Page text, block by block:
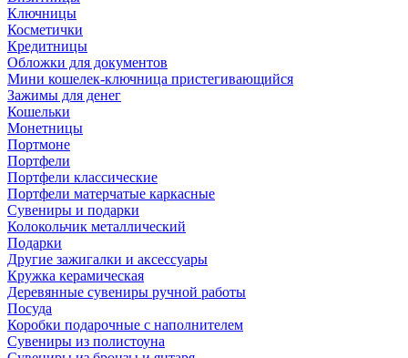
Ключницы
Косметички
Кредитницы
Обложки для документов
Мини кошелек-ключница пристегивающийся
Зажимы для денег
Кошельки
Монетницы
Портмоне
Портфели
Портфели классические
Портфели матерчатые каркасные
Сувениры и подарки
Колокольчик металлический
Подарки
Другие зажигалки и аксессуары
Кружка керамическая
Деревянные сувениры ручной работы
Посуда
Коробки подарочные с наполнителем
Сувениры из полистоуна